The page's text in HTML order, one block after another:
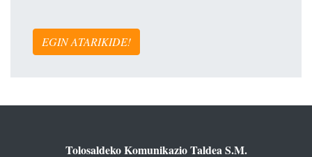
EGIN ATARIKIDE!
Tolosaldeko Komunikazio Taldea S.M.